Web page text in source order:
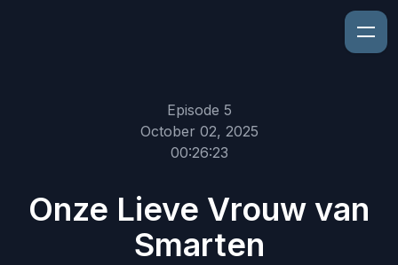
Episode 5
October 02, 2025
00:26:23
Onze Lieve Vrouw van
Smarten